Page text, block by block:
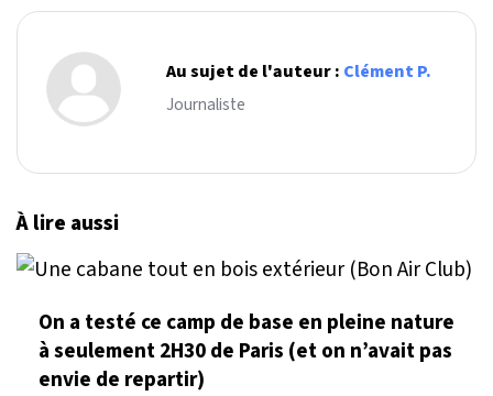
Au sujet de l'auteur : Clément P.
Journaliste
À lire aussi
On a testé ce camp de base en pleine nature
à seulement 2H30 de Paris (et on n’avait pas
envie de repartir)